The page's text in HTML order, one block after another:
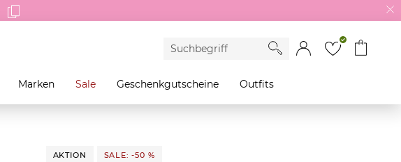
Marken Sale Geschenkgutscheine Outfits
AKTION SALE: -50 %